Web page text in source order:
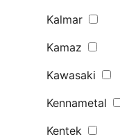
Kalmar
Kamaz
Kawasaki
Kennametal
Kentek